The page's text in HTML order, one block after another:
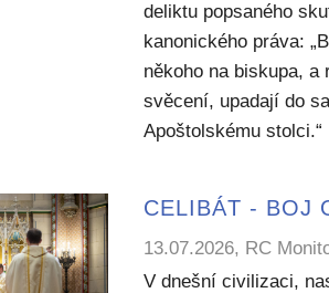
deliktu popsaného
kanonického práva:
někoho na biskupa,
svěcení, upadají do
Apoštolskému stolci.“
CELIBÁT - BOJ
13.07.2026, RC
V dnešní civilizaci,